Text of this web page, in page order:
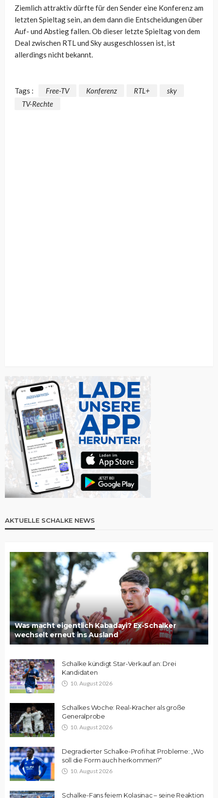
Ziemlich attraktiv dürfte für den Sender eine Konferenz am
letzten Spieltag sein, an dem dann die Entscheidungen über
Auf- und Abstieg fallen. Ob dieser letzte Spieltag von dem
Deal zwischen RTL und Sky ausgeschlossen ist, ist
allerdings nicht bekannt.
Tags : Free-TV Konferenz RTL+
sky
TV-Rechte
AKTUELLE SCHALKE NEWS
Was macht eigentlich Kabadayi? Ex-Schalker
wechselt erneut ins Ausland
Schalke kündigt Star-Verkauf an: Drei
Kandidaten
10. August 2026
Schalkes Woche: Real-Kracher als große
Generalprobe
10. August 2026
Degradierter Schalke-Profi hat Probleme: „Wo
soll die Form auch herkommen?“
10. August 2026
Schalke-Fans feiern Kolasinac – seine Reaktion